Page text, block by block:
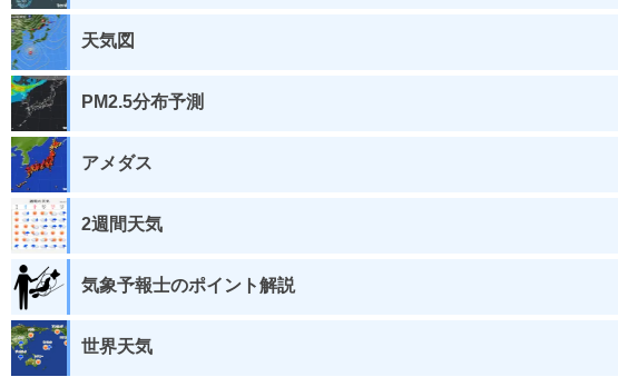
天気図
PM2.5分布予測
アメダス
2週間天気
気象予報士のポイント解説
世界天気